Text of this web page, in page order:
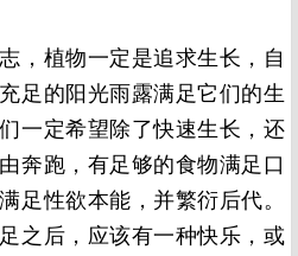
，植物一定是追求生长，自
足的阳光雨露满足它们的生
一定希望除了快速生长，还
奔跑，有足够的食物满足口
足性欲本能，并繁衍后代。
之后，应该有一种快乐，或